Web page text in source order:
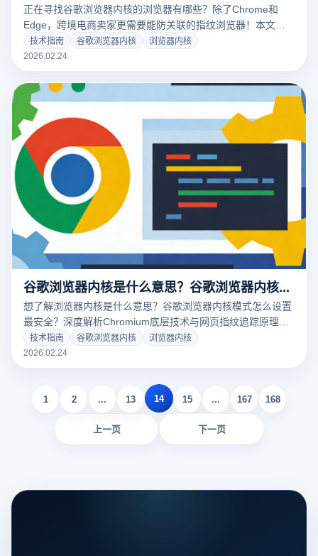
正在寻找谷歌浏览器内核的浏览器有哪些？除了Chrome和
Edge，跨境电商卖家更需要能防关联的指纹浏览器！本文深
度对比主流Chromium内核产品，结合云登指纹浏览器的环境
隔离与硬件指纹伪装功能，为您提供2026年最安全的多账号管
技术指南 谷歌浏览器内核
浏览器内核
2026.02.24
谷歌浏览器内核是什么意思？谷歌浏览器内核模式怎么设置？
想了解浏览器内核是什么意思？谷歌浏览器内核模式怎么设置
最安全？深度解析Chromium底层技术与网页指纹追踪原理。
结合云登指纹浏览器的核心优势，教您如何通过重构底层内核
参数，实现多账号防关联与高效矩阵运营，彻底告别封号困
技术指南 谷歌浏览器内核
浏览器内核
2026.02.24
上一页
1 2 ... 13 14 15 ... 167 168
下一页